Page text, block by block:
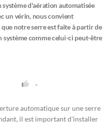
d'aération automatisée
un vérin, nous convient
notre serre est faite à partir de
système comme celui-ci peut-être
-
automatique sur une serre
il est important d'installer